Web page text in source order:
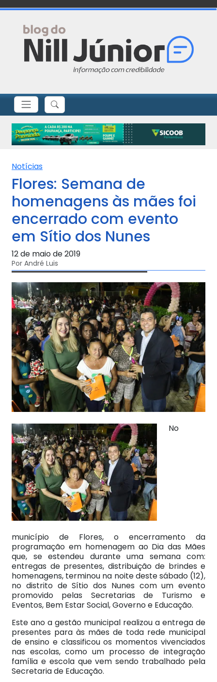
Notícias
Flores: Semana de
homenagens às mães foi
encerrado com evento
em Sítio dos Nunes
12 de maio de 2019
Por André Luis
No
município de Flores, o encerramento da
programação em homenagem ao Dia das Mães
que, se estendeu durante uma semana com:
entregas de presentes, distribuição de brindes e
homenagens, terminou na noite deste sábado (12),
no distrito de Sítio dos Nunes com um evento
promovido pelas Secretarias de Turismo e
Eventos, Bem Estar Social, Governo e Educação.
Este ano a gestão municipal realizou a entrega de
presentes para às mães de toda rede municipal
de ensino e classificou os momentos vivenciados
nas escolas, como um processo de integração
família e escola que vem sendo trabalhado pela
Secretaria de Educação.